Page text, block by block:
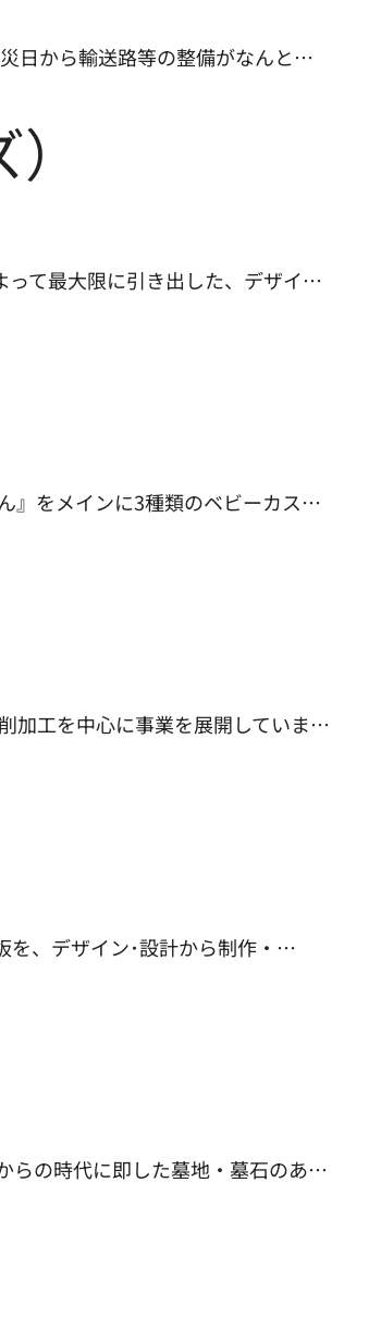
日から輸送路等の整備がなんと…
って最大限に引き出した、デザイ…
』をメインに3種類のベビーカス…
加工を中心に事業を展開していま…
を、デザイン･設計から制作・…
らの時代に即した墓地・墓石のあ…